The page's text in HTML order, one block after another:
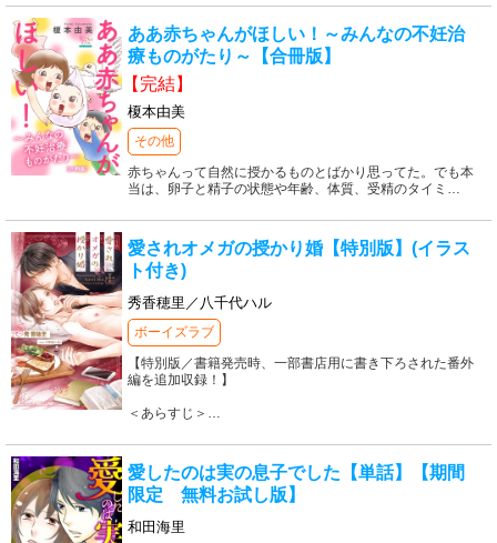
ああ赤ちゃんがほしい！～みんなの不妊治
療ものがたり～【合冊版】
【完結】
榎本由美
その他
赤ちゃんって自然に授かるものとばかり思ってた。でも本
当は、卵子と精子の状態や年齢、体質、受精のタイミ …
愛されオメガの授かり婚【特別版】(イラス
ト付き)
秀香穂里／八千代ハル
ボーイズラブ
【特別版／書籍発売時、一部書店用に書き下ろされた番外
編を追加収録！】
＜あらすじ＞ …
愛したのは実の息子でした【単話】【期間
限定 無料お試し版】
和田海里